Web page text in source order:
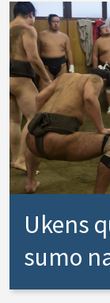
Ukens
sumo